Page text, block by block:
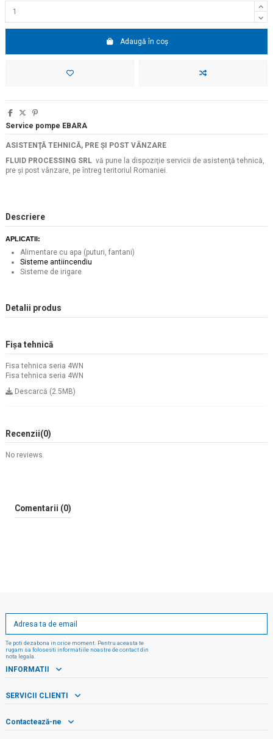
Adaugă în coș
Service pompe EBARA
ASISTENŢĂ TEHNICĂ, PRE ŞI POST VÂNZARE
FLUID PROCESSING SRL vă pune la dispoziţie servicii de asistenţă tehnică,
pre şi post vânzare, pe întreg teritoriul Romaniei.
Descriere
APLICATII:
Alimentare cu apa (puturi, fantani)
Sisteme antiincendiu
Sisteme de irigare
Detalii produs
Fișa tehnică
Fisa tehnica seria 4WN
Fisa tehnica seria 4WN
Descarcă (2.5MB)
Recenzii(0)
No reviews
Comentarii (0)
Te poti dezabona in orice moment. Pentru aceasta te
rugam sa folosesti informatiile noastre de contact din
nota legala.
INFORMATII
SERVICII CLIENTI
Contactează-ne